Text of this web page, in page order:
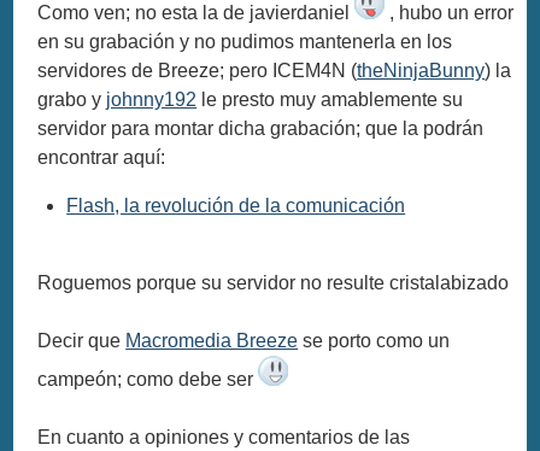
Como ven; no esta la de javierdaniel
, hubo un error
en su grabación y no pudimos mantenerla en los
servidores de Breeze; pero ICEM4N (theNinjaBunny) la
grabo y johnny192 le presto muy amablemente su
servidor para montar dicha grabación; que la podrán
encontrar aquí:
Flash, la revolución de la comunicación
Roguemos porque su servidor no resulte cristalabizado
Decir que Macromedia Breeze se porto como un
campeón; como debe ser
En cuanto a opiniones y comentarios de las